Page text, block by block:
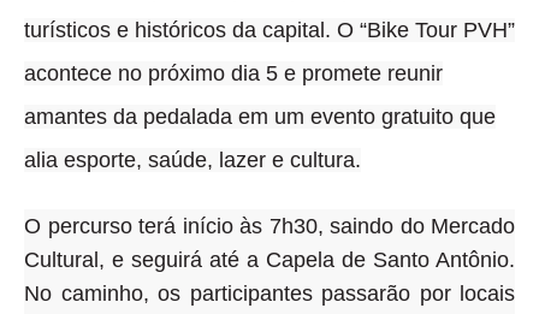
turísticos e históricos da capital . O “Bike Tour PVH”
acontece no próximo dia 5 e promete reunir
amantes da pedalada em um evento gratuito que
alia esporte, saúde, lazer e cultura.
O percurso terá início às 7h30, saindo do Mercado
Cultural, e seguirá até a Capela de Santo Antônio.
No caminho, os participantes passarão por locais